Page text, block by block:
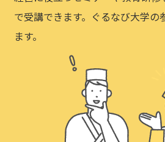
で受講できます。ぐるなび大学の
ます。